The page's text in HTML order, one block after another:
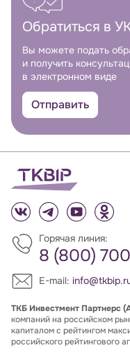
Обратиться в
Вы можете подать
и получить
в электронном виде
Отправить
Горячая линия:
8 (800)
E-mail:
ТКБ Инвестмент Партнерс
компаний на российском
капиталом с рейтингом
российского рейтингового